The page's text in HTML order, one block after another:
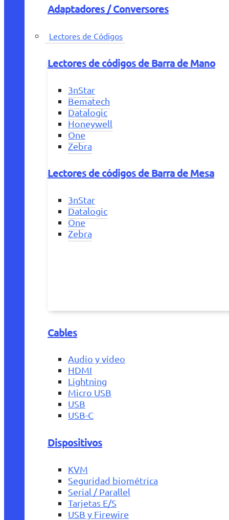
Adaptadores / Conversores
Lectores de Códigos
Lectores de códigos de Barra de Mano
3nStar
Bematech
Datalogic
Honeywell
One
Zebra
Lectores de códigos de Barra de Mesa
3nStar
Datalogic
One
Zebra
Cables
Audio y vídeo
HDMI
Lightning
Micro USB
USB
USB-C
Dispositivos
KVM
Seguridad biométrica
Serial / Parallel
Tarjetas E/S
USB y Firewire